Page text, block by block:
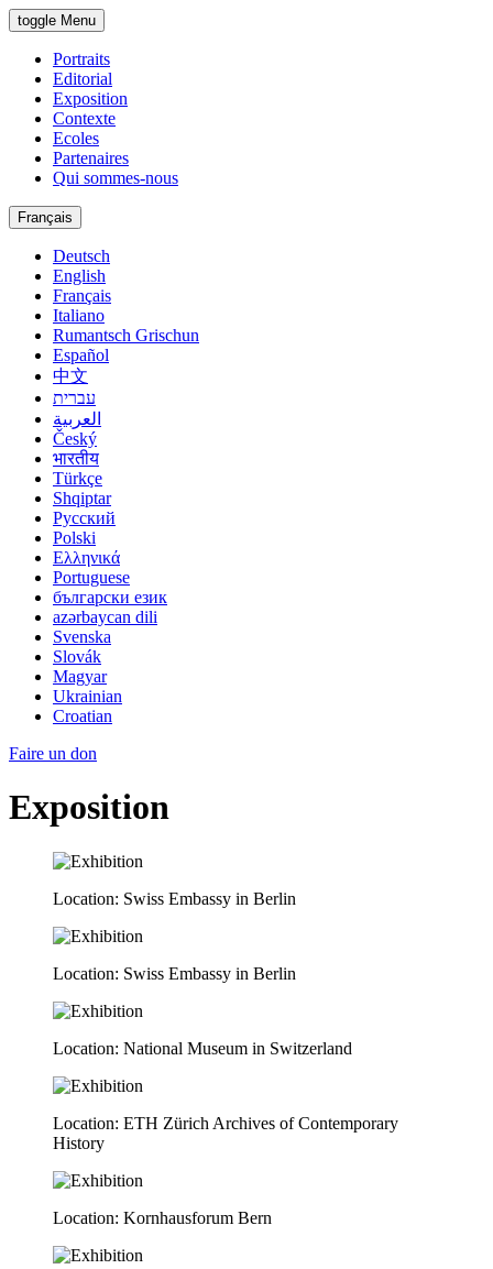
toggle Menu
Portraits
Editorial
Exposition
Contexte
Ecoles
Partenaires
Qui sommes-nous
Français
Deutsch
English
Français
Italiano
Rumantsch Grischun
Español
中文
עברית
العربية
Český
भारतीय
Türkçe
Shqiptar
Pусский
Polski
Ελληνικά
Portuguese
български език
azərbaycan dili
Svenska
Slovák
Magyar
Ukrainian
Croatian
Faire un don
Exposition
Location: Swiss Embassy in Berlin
Location: Swiss Embassy in Berlin
Location: National Museum in Switzerland
Location: ETH Zürich Archives of Contemporary
History
Location: Kornhausforum Bern